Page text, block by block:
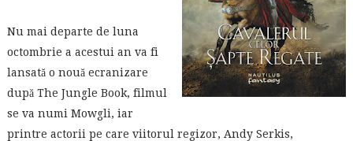
Nu mai departe de luna
octombrie a acestui an va fi
lansată o nouă ecranizare
după The Jungle Book, filmul
se va numi Mowgli, iar
printre actorii pe care viitorul regizor, Andy Serkis,